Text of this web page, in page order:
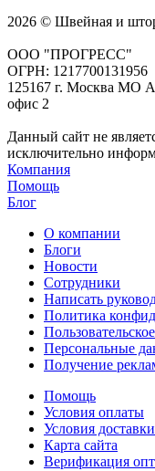
2026 © Швейная и
ООО "ПРОГРЕСС"
ОГРН: 1217700131956
125167 г. Москва МО
офис 2
Данный сайт не
исключительно
Компания
Помощь
Блог
О компании
Блоги
Новости
Сотрудники
Написать
Политика
Персональные
Получение
Помощь
Условия оплаты
Условия доставки
Карта сайта
Верификация